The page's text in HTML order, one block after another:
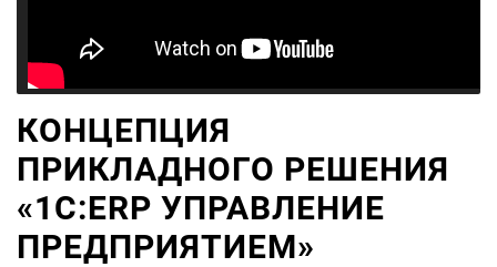
КОНЦЕПЦИЯ
ПРИКЛАДНОГО РЕШЕНИЯ
«1С:ERP УПРАВЛЕНИЕ
ПРЕДПРИЯТИЕМ»